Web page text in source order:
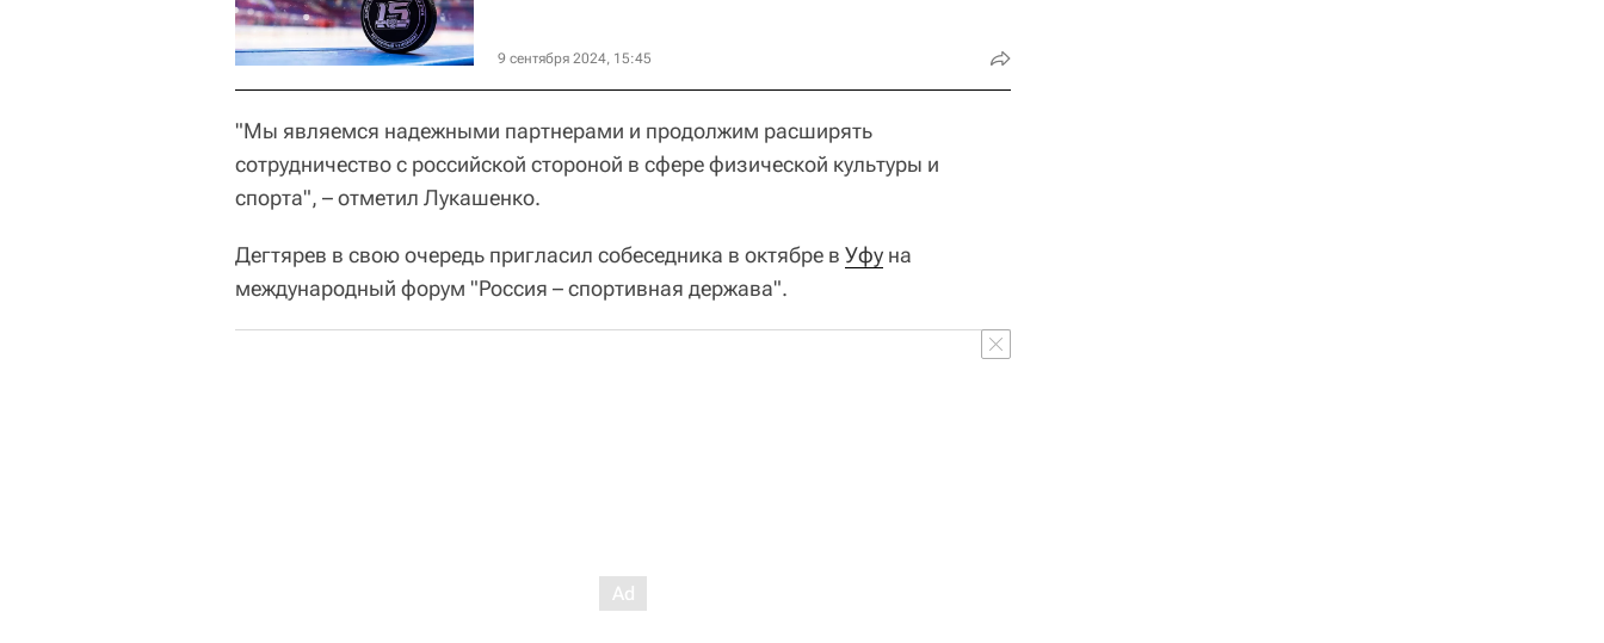
9 сентября 2024, 15:45
"Мы являемся надежными партнерами и продолжим расширять
сотрудничество с российской стороной в сфере физической культуры и
спорта", – отметил Лукашенко.
Дегтярев в свою очередь пригласил собеседника в октябре в Уфу на
международный форум "Россия – спортивная держава".